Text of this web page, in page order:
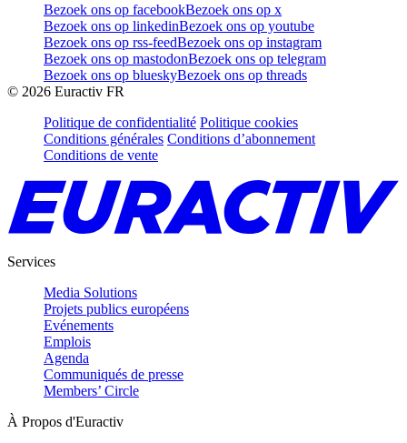
Bezoek ons op facebookBezoek ons op x
Bezoek ons op linkedinBezoek ons op youtube
Bezoek ons op rss-feedBezoek ons op instagram
Bezoek ons op mastodonBezoek ons op telegram
Bezoek ons op blueskyBezoek ons op threads
© 2026 Euractiv FR
Politique de confidentialité Politique cookies
Conditions générales Conditions d’abonnement
Conditions de vente
Services
Media Solutions
Projets publics européens
Evénements
Emplois
Agenda
Communiqués de presse
Members’ Circle
À Propos d'Euractiv